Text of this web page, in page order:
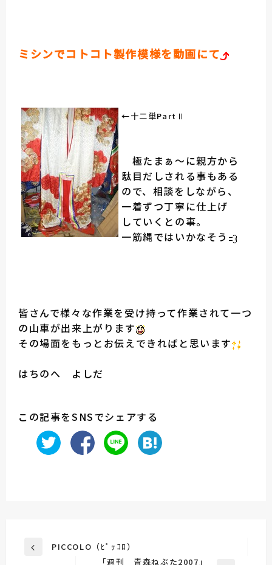
ミシンでコトコト製作模様を動画にて
←十二単PartⅡ
極たまぁ～に親方から
駄目だしされる事もある
ので、相談をしながら、
一着ずつ丁寧に仕上げ
していくとの事。
一筋縄ではいかなそう
皆さんで様々な作業を受け持って作業されて一つ
の山車が出来上がります
その場面をもっとお伝えできればと思います
はちのへ よしだ
この記事をSNSでシェアする
投
前
PICCOLO（ﾋﾟｯｺﾛ）
「週刊 青森ねぶた2007」